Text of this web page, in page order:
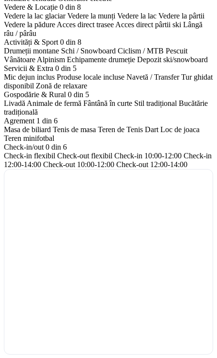
Vedere & Locație 0 din 8
Vedere la lac glaciar Vedere la munți Vedere la lac Vedere la pârtii
Vedere la pădure Acces direct trasee Acces direct pârtii ski Lângă
râu / pârâu
Activități & Sport 0 din 8
Drumeții montane Schi / Snowboard Ciclism / MTB Pescuit
Vânătoare Alpinism Echipamente drumeție Depozit ski/snowboard
Servicii & Extra 0 din 5
Mic dejun inclus Produse locale incluse Navetă / Transfer Tur ghidat
disponibil Zonă de relaxare
Gospodărie & Rural 0 din 5
Livadă Animale de fermă Fântână în curte Stil tradițional Bucătărie
tradițională
Agrement 1 din 6
Masa de biliard Tenis de masa Teren de Tenis Dart Loc de joaca
Teren minifotbal
Check-in/out 0 din 6
Check-in flexibil Check-out flexibil Check-in 10:00-12:00 Check-in
12:00-14:00 Check-out 10:00-12:00 Check-out 12:00-14:00